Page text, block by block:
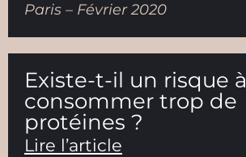
Paris – Février 2020
Existe-t-il un risque à
consommer trop de
protéines ?
Lire l’article